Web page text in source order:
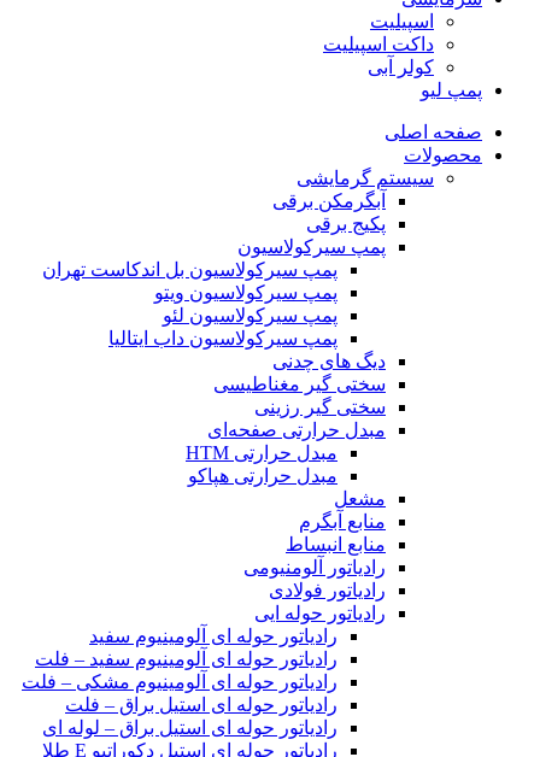
اسپیلیت
داکت اسپیلیت
کولر آبی
پمپ لیو
صفحه اصلی
محصولات
سیستم گرمایشی
آبگرمکن برقی
پکیج برقی
پمپ سیرکولاسیون
پمپ سیرکولاسیون بل اندکاست تهران
پمپ سیرکولاسیون ویتو
پمپ سیرکولاسیون لئو
پمپ سیرکولاسیون داب ایتالیا
دیگ های چدنی
سختی گیر مغناطیسی
سختی گیر رزینی
مبدل حرارتی صفحه‌ای
مبدل حرارتی HTM‎
مبدل حرارتی هپاکو
مشعل
منابع آبگرم
منابع انبساط
رادیاتور آلومنیومی
رادیاتور فولادی
رادیاتور حوله ایی
رادیاتور حوله ای آلومینیوم سفید
رادیاتور حوله ای آلومینیوم سفید – فلت
رادیاتور حوله ای آلومینیوم مشکی – فلت
رادیاتور حوله ای استیل براق – فلت
رادیاتور حوله ای استیل براق – لوله ای
رادیاتور حوله ای استیل دکوراتیو E طلا